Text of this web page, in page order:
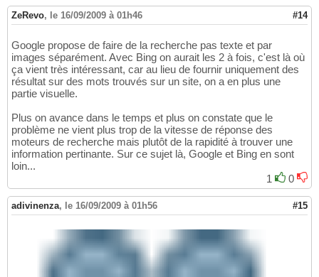
ZeRevo, le 16/09/2009 à 01h46 #14
Google propose de faire de la recherche pas texte et par
images séparément. Avec Bing on aurait les 2 à fois, c'est là où
ça vient très intéressant, car au lieu de fournir uniquement des
résultat sur des mots trouvés sur un site, on a en plus une
partie visuelle.
Plus on avance dans le temps et plus on constate que le
problème ne vient plus trop de la vitesse de réponse des
moteurs de recherche mais plutôt de la rapidité à trouver une
information pertinante. Sur ce sujet là, Google et Bing en sont
loin...
1
0
adivinenza, le 16/09/2009 à 01h56 #15